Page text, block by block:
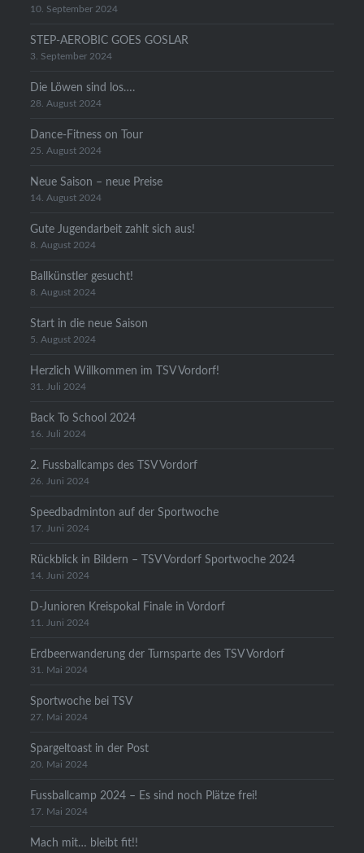
10. September 2024
STEP-AEROBIC GOES GOSLAR
3. September 2024
Die Löwen sind los….
28. August 2024
Dance-Fitness on Tour
25. August 2024
Neue Saison – neue Preise
14. August 2024
Gute Jugendarbeit zahlt sich aus!
8. August 2024
Ballkünstler gesucht!
8. August 2024
Start in die neue Saison
5. August 2024
Herzlich Willkommen im TSV Vordorf!
31. Juli 2024
Back To School 2024
16. Juli 2024
2. Fussballcamps des TSV Vordorf
26. Juni 2024
Speedbadminton auf der Sportwoche
17. Juni 2024
Rückblick in Bildern – TSV Vordorf Sportwoche 2024
14. Juni 2024
D-Junioren Kreispokal Finale in Vordorf
11. Juni 2024
Erdbeerwanderung der Turnsparte des TSV Vordorf
31. Mai 2024
Sportwoche bei TSV
27. Mai 2024
Spargeltoast in der Post
20. Mai 2024
Fussballcamp 2024 – Es sind noch Plätze frei!
17. Mai 2024
Mach mit… bleibt fit!!